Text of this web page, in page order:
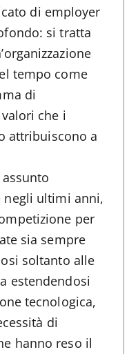
di employer
si tratta
tempo come
di
che i
attribuiscono a
negli ultimi anni,
per
sia sempre
soltanto alle
estendendosi
tecnologica,
di
hanno reso il